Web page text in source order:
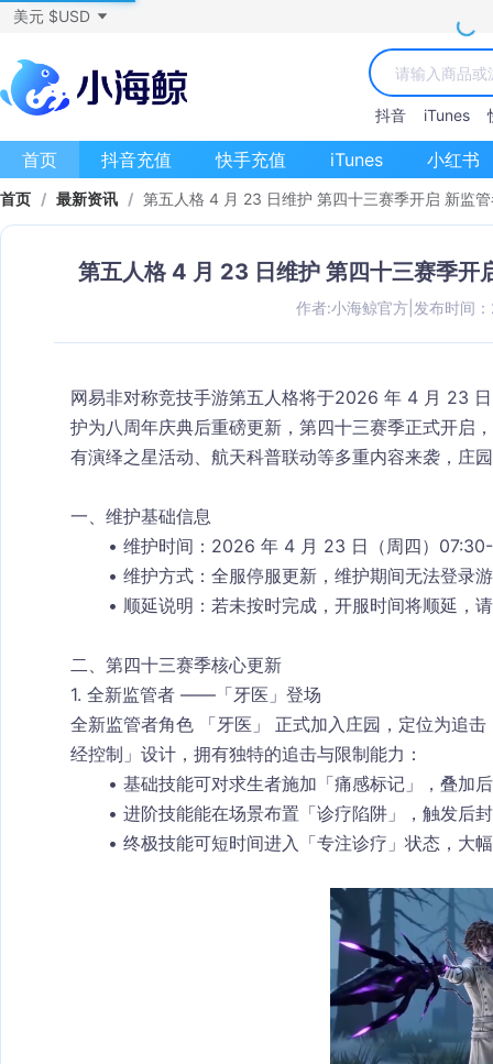
美元 $USD
抖音 iTunes
首页 抖音充值 快手充值 iTunes 小红书
首页 / 最新资讯 / 第五人格 4 月 23 日维护 第四十三赛季开启 新监
第五人格 4 月 23 日维护 第四十三赛季开
作者:小海鲸官方 发布时间
网易非对称竞技手游第五人格将于2026 年 4 月 23
护为八周年庆典后重磅更新， 第四十三赛季正式开启
有演绎之星活动、航天科普联动等多重内容来袭，庄
一、维护基础信息
维护时间 ：2026 年 4 月 23 日（周四）
维护方式：全服停服更新，维护期间无法登录
顺延说明 ：若未按时完成，开服时间将顺延，
二、第四十三赛季核心更新
1. 全新监管者 ——「牙医」登场
全新监管者角色 「牙医」 正式加入庄园，定位为追
经控制」设计，拥有独特的追击与限制能力：
基础技能可对求生者施加「痛感标记」，叠加
进阶技能能在场景布置「诊疗陷阱」，触发后
终极技能可短时间进入「专注诊疗」状态，大